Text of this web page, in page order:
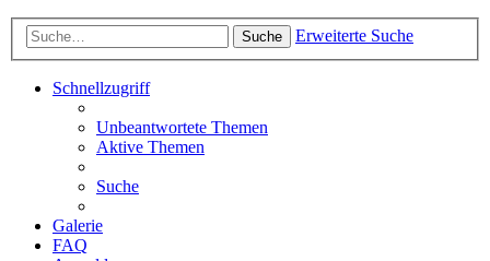
Suche Erweiterte Suche
Schnellzugriff
Unbeantwortete Themen
Aktive Themen
Suche
Galerie
FAQ